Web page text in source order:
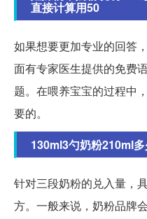
直接计算用50
如果想要更加专业的回答
面有专家医生提供的免费
题。在喂养宝宝的过程中
要的。
130ml3勺奶粉210ml
针对三段奶粉的兑入量，
方。一般来说，奶粉品牌